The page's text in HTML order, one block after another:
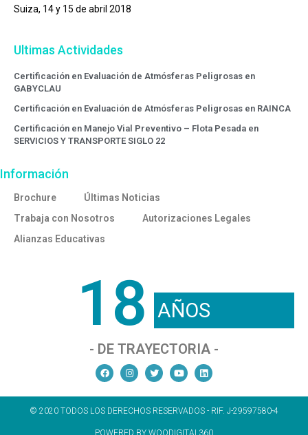
Suiza, 14 y 15 de abril 2018
Ultimas Actividades
Certificación en Evaluación de Atmósferas Peligrosas en
GABYCLAU
Certificación en Evaluación de Atmósferas Peligrosas en RAINCA
Certificación en Manejo Vial Preventivo – Flota Pesada en
SERVICIOS Y TRANSPORTE SIGLO 22
Información
Brochure
Últimas Noticias
Trabaja con Nosotros
Autorizaciones Legales
Alianzas Educativas
18 AÑOS
- DE TRAYECTORIA -
© 2020 TODOS LOS DERECHOS RESERVADOS - RIF. J-29597580-4
POWERED BY WOODIGITAL360